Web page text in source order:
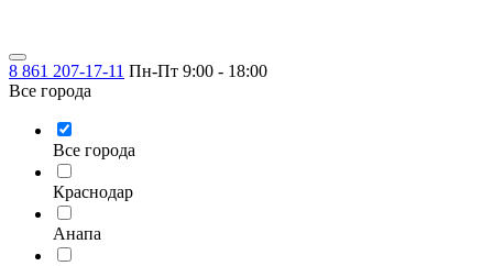
8 861 207-17-11 Пн-Пт 9:00 - 18:00
Все города
Все города
Краснодар
Анапа